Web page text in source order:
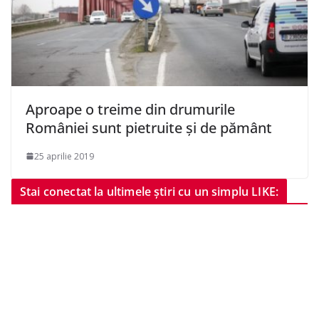
Aproape o treime din drumurile
României sunt pietruite şi de pământ
25 aprilie 2019
Stai conectat la ultimele știri cu un simplu LIKE: